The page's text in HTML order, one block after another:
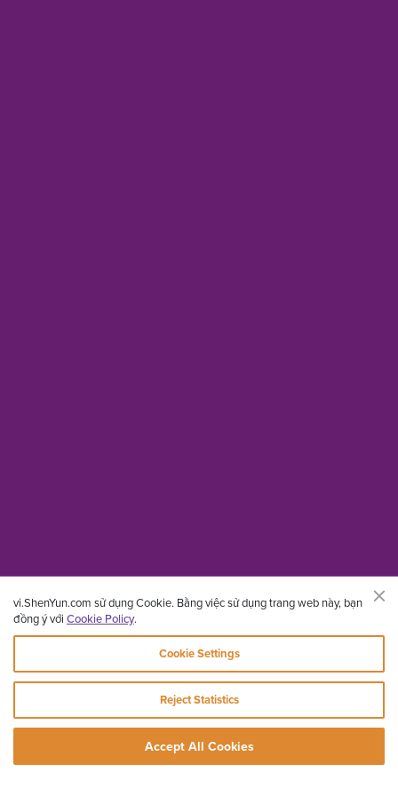
vi.ShenYun.com sử dụng Cookie. Bằng việc sử dụng trang web này, bạn
đồng ý với Cookie Policy.
Cookie Settings
Reject Statistics
Accept All Cookies